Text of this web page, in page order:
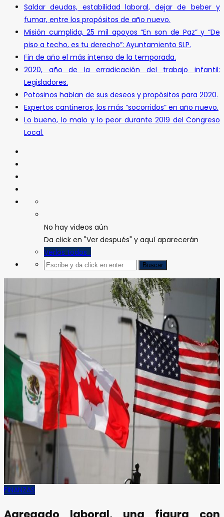
Saldar deudas, estabilidad laboral, dejar de beber y
fumar, entre los propósitos de año nuevo.
Misión cumplida, 25 mil apoyos “En son de Paz” y “De
piso a techo, es tu derecho”: Ayuntamiento SLP.
Fin de año el más intenso de la temporada.
2020, año de la erradicación del trabajo infantil:
Legisladores.
Potosinos hablan de sus deseos y propósitos para 2020.
Expertos cantineros, los más “socorridos” en año nuevo.
Lo bueno, lo malo y lo peor durante 2019 del Congreso
Local.
No hay videos aún
Da click en "Ver después" y aquí aparecerán
Verlos todos
FINANZAS